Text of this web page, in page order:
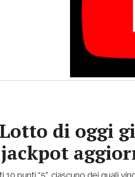
di oggi
punti “5”, ciascuno dei quali